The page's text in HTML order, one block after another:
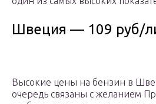
Швеция — 109 руб/
Высокие цены на бензин в
очередь связаны с желанием